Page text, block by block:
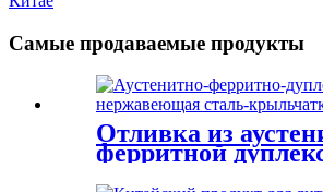
Самые продаваемые продукты
Отливка из
ферритной